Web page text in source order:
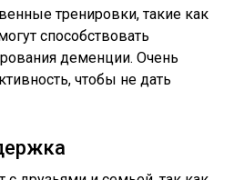
тренировки, такие как
способствовать
деменции. Очень
чтобы не дать